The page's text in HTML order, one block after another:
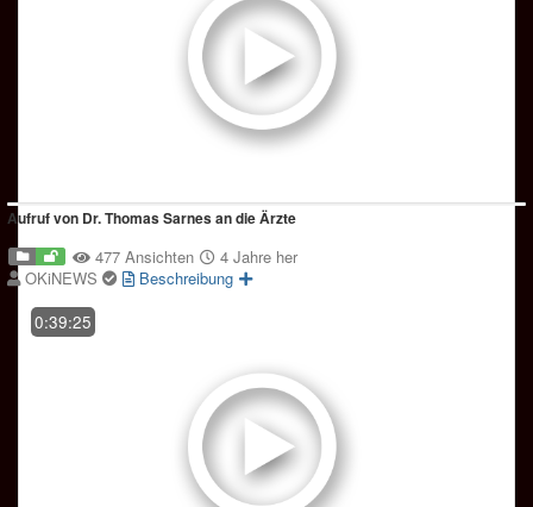
Aufruf von Dr. Thomas Sarnes an die Ärzte
477 Ansichten
4 Jahre her
OKiNEWS
Beschreibung
0:39:25